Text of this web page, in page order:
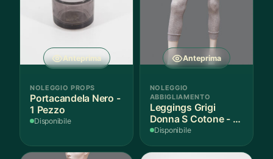
Anteprima
NOLEGGIO PROPS
Portacandela Nero -
1 Pezzo
Disponibile
Anteprima
NOLEGGIO
ABBIGLIAMENTO
Leggings Grigi
Donna S Cotone - 1
Paio
Disponibile